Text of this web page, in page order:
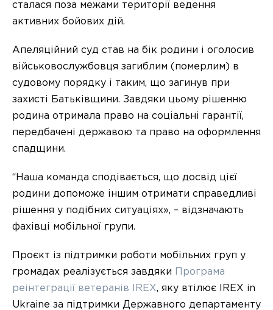
сталася поза межами території ведення
активних бойових дій.
Апеляційний суд став на бік родини і оголосив
військовослужбовця загиблим (померлим) в
судовому порядку і таким, що загинув при
захисті Батьківщини. Завдяки цьому рішенню
родина отримала право на соціальні гарантії,
передбачені державою та право на оформлення
спадщини.
“Наша команда сподівається, що досвід цієї
родини допоможе іншим отримати справедливі
рішення у подібних ситуаціях», – відзначають
фахівці мобільної групи.
Проєкт із підтримки роботи мобільних груп у
громадах реалізується завдяки
Програма
реінтеграції ветеранів IREX, яку втілює IREX in
Ukraine за підтримки Державного департаменту